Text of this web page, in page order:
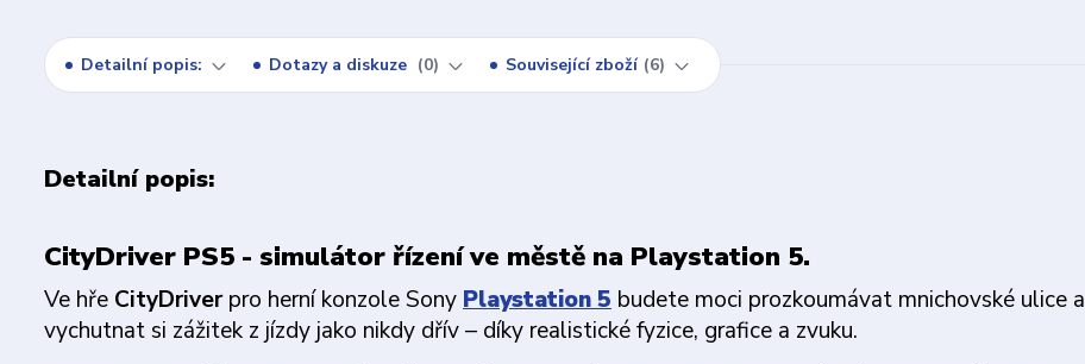
Detailní popis: Dotazy a diskuze 0 Související zboží 6
Detailní popis:
CityDriver PS5 - simulátor řízení ve městě na Playstation 5.
Ve hře CityDriverpro herní konzole Sony Playstation 5 budete moci prozkoumávat mnichovské ulice a
vychutnat si zážitek z jízdy jako nikdy dřív – díky realistické fyzice, grafice a zvuku.